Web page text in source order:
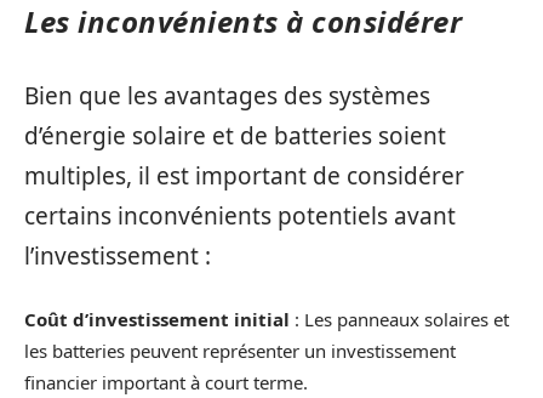
Les inconvénients à considérer
Bien que les avantages des systèmes
d’énergie solaire et de batteries soient
multiples, il est important de considérer
certains inconvénients potentiels avant
l’investissement :
Coût d’investissement initial : Les panneaux solaires et
les batteries peuvent représenter un investissement
financier important à court terme.